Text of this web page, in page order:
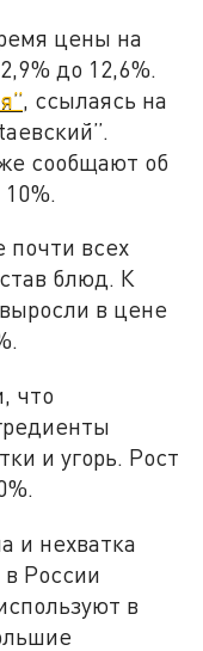
цены на
до 12,6%.
, ссылаясь на
сообщают об
почти всех
блюд. К
в цене
что
и угорь. Рост
и нехватка
России
в